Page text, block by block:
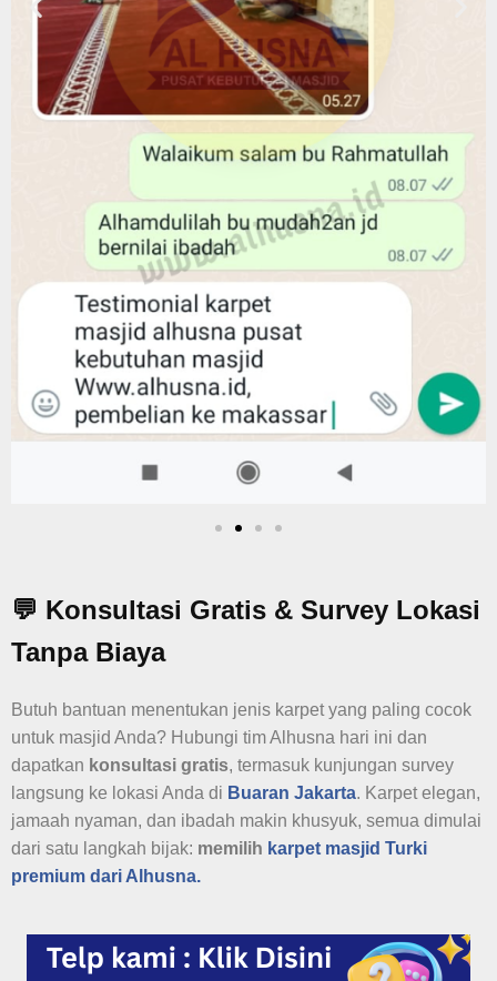
💬 Konsultasi Gratis & Survey Lokasi
Tanpa Biaya
Butuh bantuan menentukan jenis karpet yang paling cocok
untuk masjid Anda? Hubungi tim Alhusna hari ini dan
dapatkan konsultasi gratis, termasuk kunjungan survey
langsung ke lokasi Anda di Buaran Jakarta. Karpet elegan,
jamaah nyaman, dan ibadah makin khusyuk, semua dimulai
dari satu langkah bijak: memilih karpet masjid Turki
premium dari Alhusna.